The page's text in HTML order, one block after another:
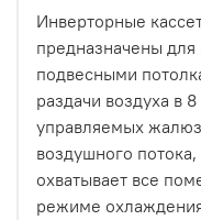
Инверторные
предназначены
подвесными
раздачи воздуха в
управляемых
воздушного
охватывает все
режиме